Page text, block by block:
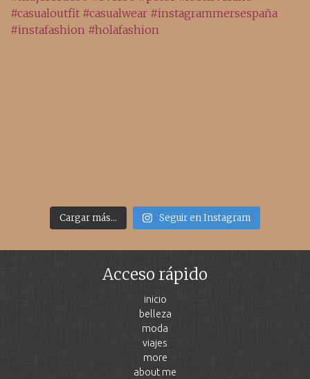
Cargar más... Seguir en Instagram
Acceso rápido
inicio
belleza
moda
viajes
more
about me